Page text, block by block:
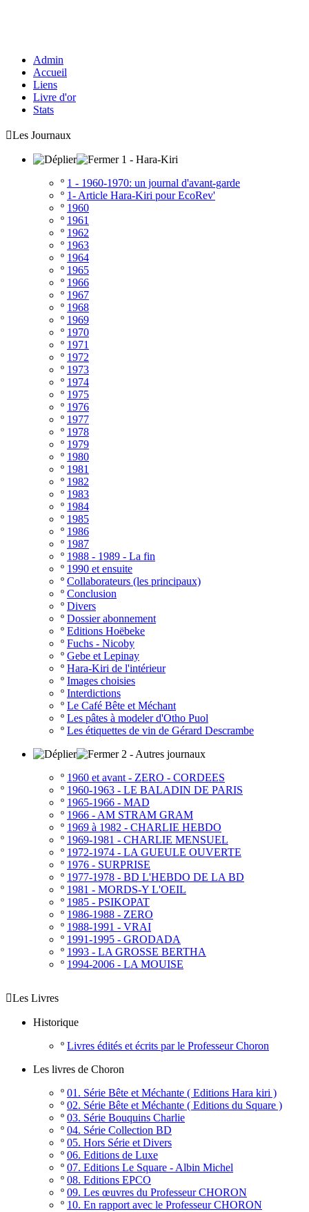
Admin
Accueil
Liens
Livre d'or
Stats
Les Journaux
1 - Hara-Kiri
º 1 - 1960-1970: un journal d'avant-garde
º 1- Article Hara-Kiri pour EcoRev'
º 1960
º 1961
º 1962
º 1963
º 1964
º 1965
º 1966
º 1967
º 1968
º 1969
º 1970
º 1971
º 1972
º 1973
º 1974
º 1975
º 1976
º 1977
º 1978
º 1979
º 1980
º 1981
º 1982
º 1983
º 1984
º 1985
º 1986
º 1987
º 1988 - 1989 - La fin
º 1990 et ensuite
º Collaborateurs (les principaux)
º Conclusion
º Divers
º Dossier abonnement
º Editions Hoëbeke
º Fuchs - Nicoby
º Gebe et Lepinay
º Hara-Kiri de l'intérieur
º Images choisies
º Interdictions
º Le Café Bête et Méchant
º Les pâtes à modeler d'Otho Puol
º Les étiquettes de vin de Gérard Descrambe
2 - Autres journaux
º 1960 et avant - ZERO - CORDEES
º 1960-1963 - LE BALADIN DE PARIS
º 1965-1966 - MAD
º 1966 - AM STRAM GRAM
º 1969 à 1982 - CHARLIE HEBDO
º 1969-1981 - CHARLIE MENSUEL
º 1972-1974 - LA GUEULE OUVERTE
º 1976 - SURPRISE
º 1977-1978 - BD L'HEBDO DE LA BD
º 1981 - MORDS-Y L'OEIL
º 1985 - PSIKOPAT
º 1986-1988 - ZERO
º 1988-1991 - VRAI
º 1991-1995 - GRODADA
º 1993 - LA GROSSE BERTHA
º 1994-2006 - LA MOUISE
Les Livres
Historique
º Livres édités et écrits par le Professeur Choron
Les livres de Choron
º 01. Série Bête et Méchante ( Editions Hara kiri )
º 02. Série Bête et Méchante ( Editions du Square )
º 03. Série Bouquins Charlie
º 04. Série Collection BD
º 05. Hors Série et Divers
º 06. Editions de Luxe
º 07. Editions Le Square - Albin Michel
º 08. Editions EPCO
º 09. Les œuvres du Professeur CHORON
º 10. En rapport avec le Professeur CHORON